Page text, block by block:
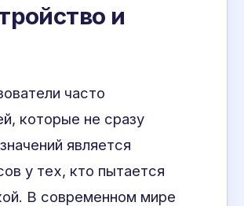
и
часто
которые не сразу
является
у тех, кто пытается
В современном мире